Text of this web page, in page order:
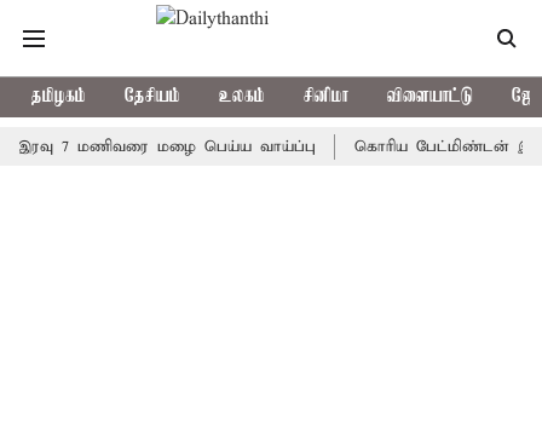
தமிழகம் தேசியம் உலகம் சினிமா விளையாட்டு
7 மணிவரை மழை பெய்ய வாய்ப்பு கொரிய பேட்மிண்டன் இறுதி